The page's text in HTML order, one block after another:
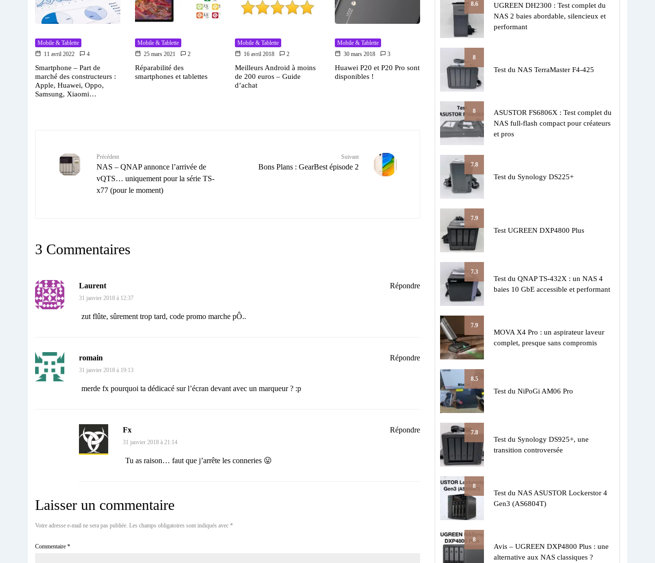
Mobile & Tablette
11 avril 2022
4
Smartphone – Part de
marché des constructeurs :
Apple, Huawei, Oppo,
Samsung, Xiaomi…
Mobile & Tablette
25 mars 2021
2
Réparabilité des
smartphones et tablettes
Mobile & Tablette
16 avril 2018
2
Meilleurs Android à moins
de 200 euros – Guide
d’achat
Mobile & Tablette
30 mars 2018
3
Huawei P20 et P20 Pro sont
disponibles !
Précédent
NAS – QNAP annonce l’arrivée de
vQTS… uniquement pour la série TS-
x77 (pour le moment)
Suivant
Bons Plans : GearBest épisode 2
3 Commentaires
Laurent
31 janvier 2018 à 12:37
zut flûte, sûrement trop tard, code promo marche pÔ..
Répondre
romain
31 janvier 2018 à 19:13
merde fx pourquoi ta dédicacé sur l’écran devant avec un marqueur ? :p
Répondre
Fx
31 janvier 2018 à 21:14
Tu as raison… faut que j’arrête les conneries 😛
Répondre
Laisser un commentaire
Votre adresse e-mail ne sera pas publiée. Les champs obligatoires sont indiqués avec *
Commentaire *
8.6
UGREEN DH2300 : Test complet du
NAS 2 baies abordable, silencieux et
performant
8
Test du NAS TerraMaster F4-425
8
ASUSTOR FS6806X : Test complet du
NAS full-flash compact pour créateurs
et pros
7.8
Test du Synology DS225+
7.9
Test UGREEN DXP4800 Plus
7.3
Test du QNAP TS-432X : un NAS 4
baies 10 GbE accessible et performant
7.9
MOVA X4 Pro : un aspirateur laveur
complet, presque sans compromis
8.5
Test du NiPoGi AM06 Pro
7.8
Test du Synology DS925+, une
transition controversée
8
Test du NAS ASUSTOR Lockerstor 4
Gen3 (AS6804T)
8
Avis – UGREEN DXP4800 Plus : une
alternative aux NAS classiques ?